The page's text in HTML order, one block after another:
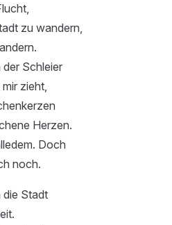
zu wandern,
Schleier
zieht,
Herzen.
Doch
noch.
die Stadt